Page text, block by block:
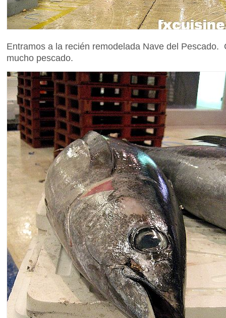
Entramos a la recién remodelada Nave del Pescado.
mucho pescado.